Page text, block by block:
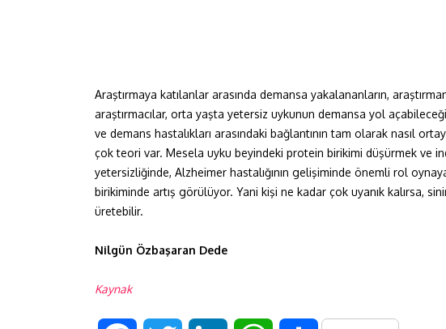
Araştırmaya katılanlar arasında demansa yakalananların,
araştırmacılar, orta yaşta yetersiz uykunun demansa yol
ve demans hastalıkları arasındaki bağlantının tam olarak nasıl
çok teori var. Mesela uyku beyindeki protein birikimi düşürmek ve
yetersizliğinde, Alzheimer hastalığının gelişiminde önemli rol
birikiminde artış görülüyor. Yani kişi ne kadar çok uyanık kalırsa,
üretebilir.
Nilgün Özbaşaran Dede
Kaynak